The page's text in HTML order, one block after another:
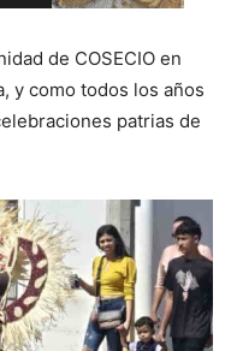
de COSECIO en
y como todos los años
patrias de